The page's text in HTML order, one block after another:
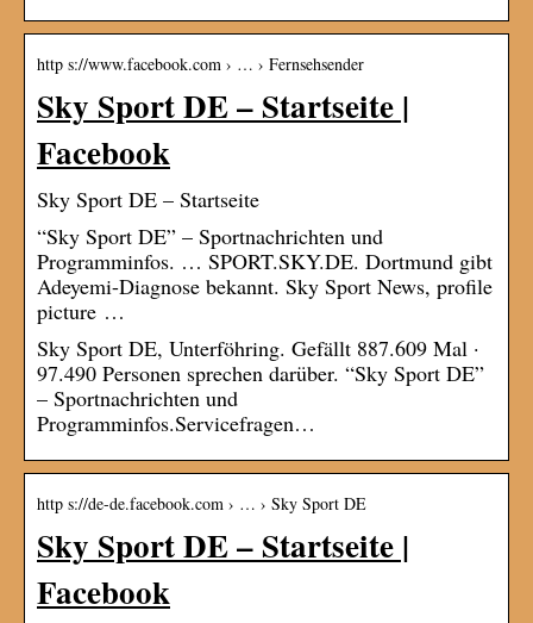
http s://www.facebook.com › … › Fernsehsender
Sky Sport DE – Startseite |
Facebook
Sky Sport DE – Startseite
“Sky Sport DE” – Sportnachrichten und
Programminfos. … SPORT.SKY.DE. Dortmund gibt
Adeyemi-Diagnose bekannt. Sky Sport News, profile
picture …
Sky Sport DE, Unterföhring. Gefällt 887.609 Mal ·
97.490 Personen sprechen darüber. “Sky Sport DE”
– Sportnachrichten und
Programminfos.Servicefragen…
http s://de-de.facebook.com › … › Sky Sport DE
Sky Sport DE – Startseite |
Facebook